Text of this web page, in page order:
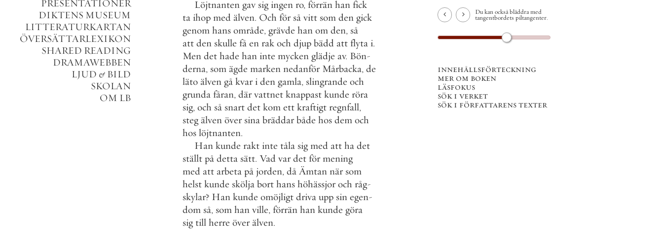
PRESENTATIONER
DIKTENS MUSEUM
LITTERATURKARTAN
ÖVERSÄTTARLEXIKON
SHARED READING
DRAMAWEBBEN
LJUD & BILD
SKOLAN
OM LB
Löjtnanten gav sig ingen ro, förrän han fick
ta ihop med älven. Och för så vitt som den gick
genom hans område, grävde han om den, så
att den skulle få en rak och djup bädd att flyta i.
Men det hade han inte mycken glädje av. Bön-
derna, som ägde marken nedanför Mårbacka, de
läto älven gå kvar i den gamla, slingrande och
grunda fåran, där vattnet knappast kunde röra
sig, och så snart det kom ett kraftigt regnfall,
steg älven över sina bräddar både hos dem och
hos löjtnanten.
Han kunde rakt inte tåla sig med att ha det
ställt på detta sätt. Vad var det för mening
med att arbeta på jorden, då Ämtan när som
helst kunde skölja bort hans höhässjor och råg-
skylar? Han kunde omöjligt driva upp sin egen-
dom så, som han ville, förrän han kunde göra
sig till herre över älven.
Du kan också bläddra med
tangentbordets piltangenter.
innehållsförteckning
mer om boken
läsfokus
sök i verket
sök i författarens texter